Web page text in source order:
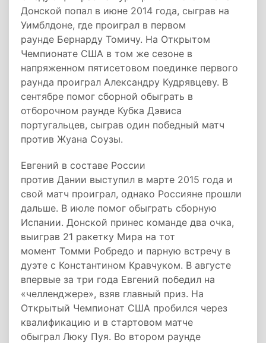
Донской попал в июне 2014 года, сыграв на
Уимблдоне, где проиграл в первом
раунде Бернарду Томичу. На Открытом
Чемпионате США в том же сезоне в
напряженном пятисетовом поединке первого
раунда проиграл Александру Кудрявцеву. В
сентябре помог сборной обыграть в
отборочном раунде Кубка Дэвиса
португальцев, сыграв один победный матч
против Жуана Соузы.
Евгений в составе России
против Дании выступил в марте 2015 года и
свой матч проиграл, однако Россияне прошли
дальше. В июле помог обыграть сборную
Испании. Донской принес команде два очка,
выиграв 21 ракетку Мира на тот
момент Томми Робредо и парную встречу в
дуэте с Константином Кравчуком. В августе
впервые за три года Евгений победил на
«челленджере», взяв главный приз. На
Открытый Чемпионат США пробился через
квалификацию и в стартовом матче
обыграл Люку Пуя. Во втором раунде